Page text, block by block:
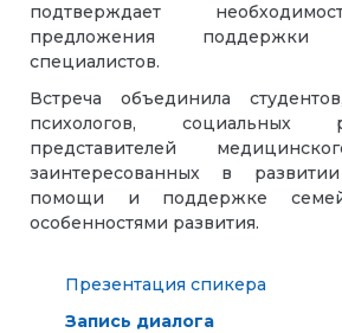
подтверждает
предложения
специалистов.
Встреча объединила
психологов, социальных
представителей
заинтересованных в
помощи и поддержке
особенностями развития.
Презентация спикера
Запись диалога